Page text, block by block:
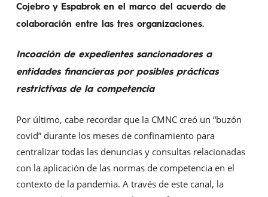
Cojebro y Espabrok en el marco del acuerdo de
colaboración entre las tres organizaciones.
Incoación de expedientes sancionadores a
entidades financieras por posibles prácticas
restrictivas de la competencia
Por último, cabe recordar que la CMNC creó un “buzón
covid” durante los meses de confinamiento para
centralizar todas las denuncias y consultas relacionadas
con la aplicación de las normas de competencia en el
contexto de la pandemia. A través de este canal, la